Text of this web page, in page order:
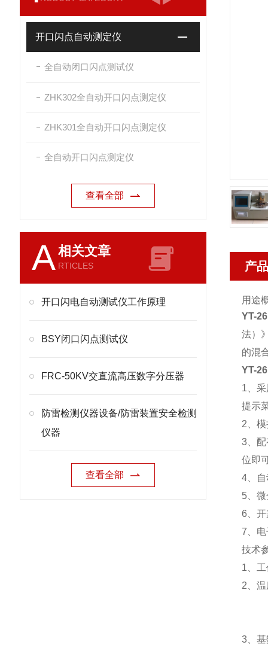
开口闪点自动测定仪
全自动闭口闪点测试仪
ZHK302全自动开口闪点测定仪
ZHK301全自动开口闪点测定仪
全自动开口闪点测定仪
查看全部
A相关文章
RTICLES
开口闪电自动测试仪工作原理
BSY闭口闪点测试仪
FRC-50KV交直流高压数字分压器
防雷检测仪器设备/防雷装置安全检测
仪器
查看全部
产
用途
YT-
法）
的混
YT-
1、
提示
2、
3、
位即
4、
5、
6、
7、
技术
1、
2、
3、